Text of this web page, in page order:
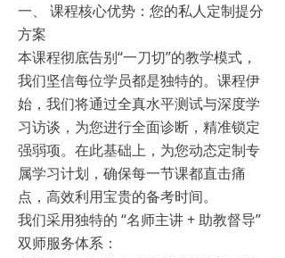
留学申请
校园环境
师资团队
联系我们
一、 课程核心优势：您的私人定制提分
方案
本课程彻底告别“一刀切”的教学模式，
我们坚信每位学员都是独特的。课程伊
始，我们将通过全真水平测试与深度学
习访谈，为您进行全面诊断，精准锁定
强弱项。在此基础上，为您动态定制专
属学习计划，确保每一节课都直击痛
点，高效利用宝贵的备考时间。
我们采用独特的 “名师主讲 + 助教督导”
双师服务体系：